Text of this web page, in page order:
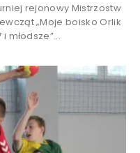
rejonowy Mistrzostw
„Moje boisko Orlik
młodsze”...